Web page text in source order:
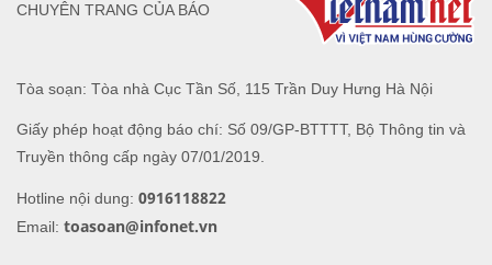
Tòa soạn: Tòa nhà Cục Tần Số, 115 Trần Duy Hưng Hà Nội
Giấy phép hoạt động báo chí: Số 09/GP-BTTTT, Bộ Thông tin và
Truyền thông cấp ngày 07/01/2019.
Hotline nội dung: 0916118822
Email: toasoan@infonet.vn
CHUYÊN TRANG CỦA BÁO